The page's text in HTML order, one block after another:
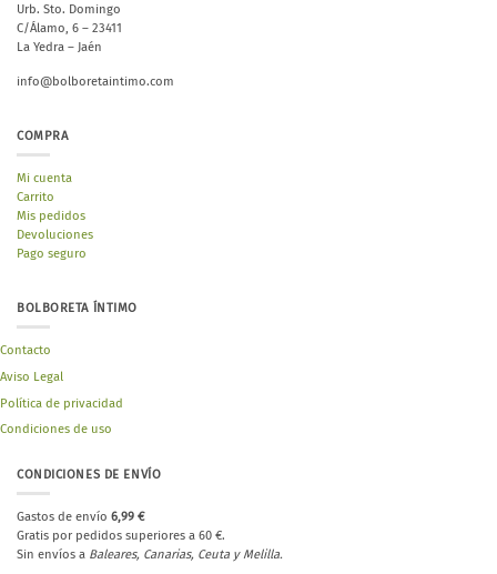
Urb. Sto. Domingo
C/Álamo, 6 – 23411
La Yedra – Jaén
info@bolboretaintimo.com
COMPRA
Mi cuenta
Carrito
Mis pedidos
Devoluciones
Pago seguro
BOLBORETA ÍNTIMO
Contacto
Aviso Legal
Política de privacidad
Condiciones de uso
CONDICIONES DE ENVÍO
Gastos de envío 6,99 €
Gratis por pedidos superiores a 60 €.
Sin envíos a Baleares, Canarias, Ceuta y Melilla.